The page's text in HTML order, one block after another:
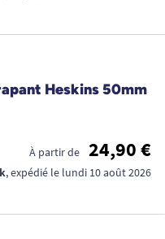
Heskins 50mm
À partir de
24,90 €
, expédié le lundi 10 août 2026